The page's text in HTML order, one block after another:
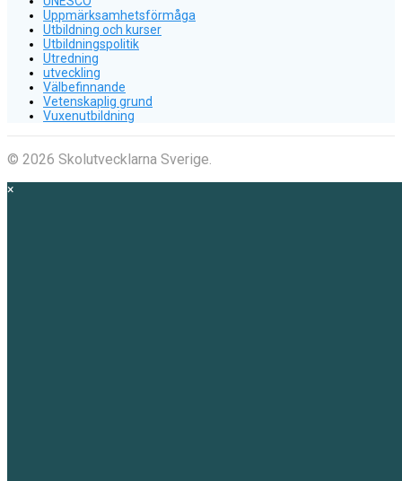
Uppmärksamhetsförmåga
Utbildning och kurser
Utbildningspolitik
Utredning
utveckling
Välbefinnande
Vetenskaplig grund
Vuxenutbildning
© 2026 Skolutvecklarna Sverige.
×